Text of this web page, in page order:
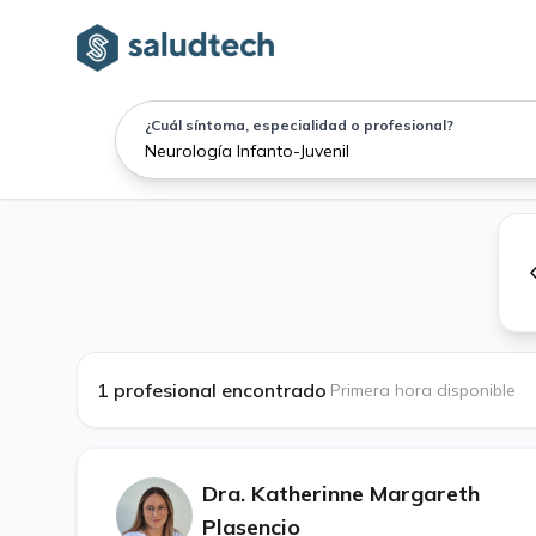
¿Cuál síntoma, especialidad o profesional?
1 profesional encontrado Primera hora disponible
Dra. Katherinne Margareth
Plasencio